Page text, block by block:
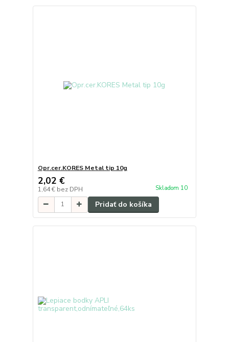
Opr.cer.KORES Metal tip 10g
2,02 €
1,64 € bez DPH Skladom 10
Pridať do košíka